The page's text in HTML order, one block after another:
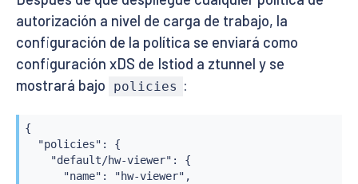
autorización a nivel de carga de trabajo, la
configuración de la política se enviará como
configuración xDS de Istiod a ztunnel y se
mostrará bajo
policies :
{
  "policies": {
    "default/hw-viewer": {
      "name": "hw-viewer",